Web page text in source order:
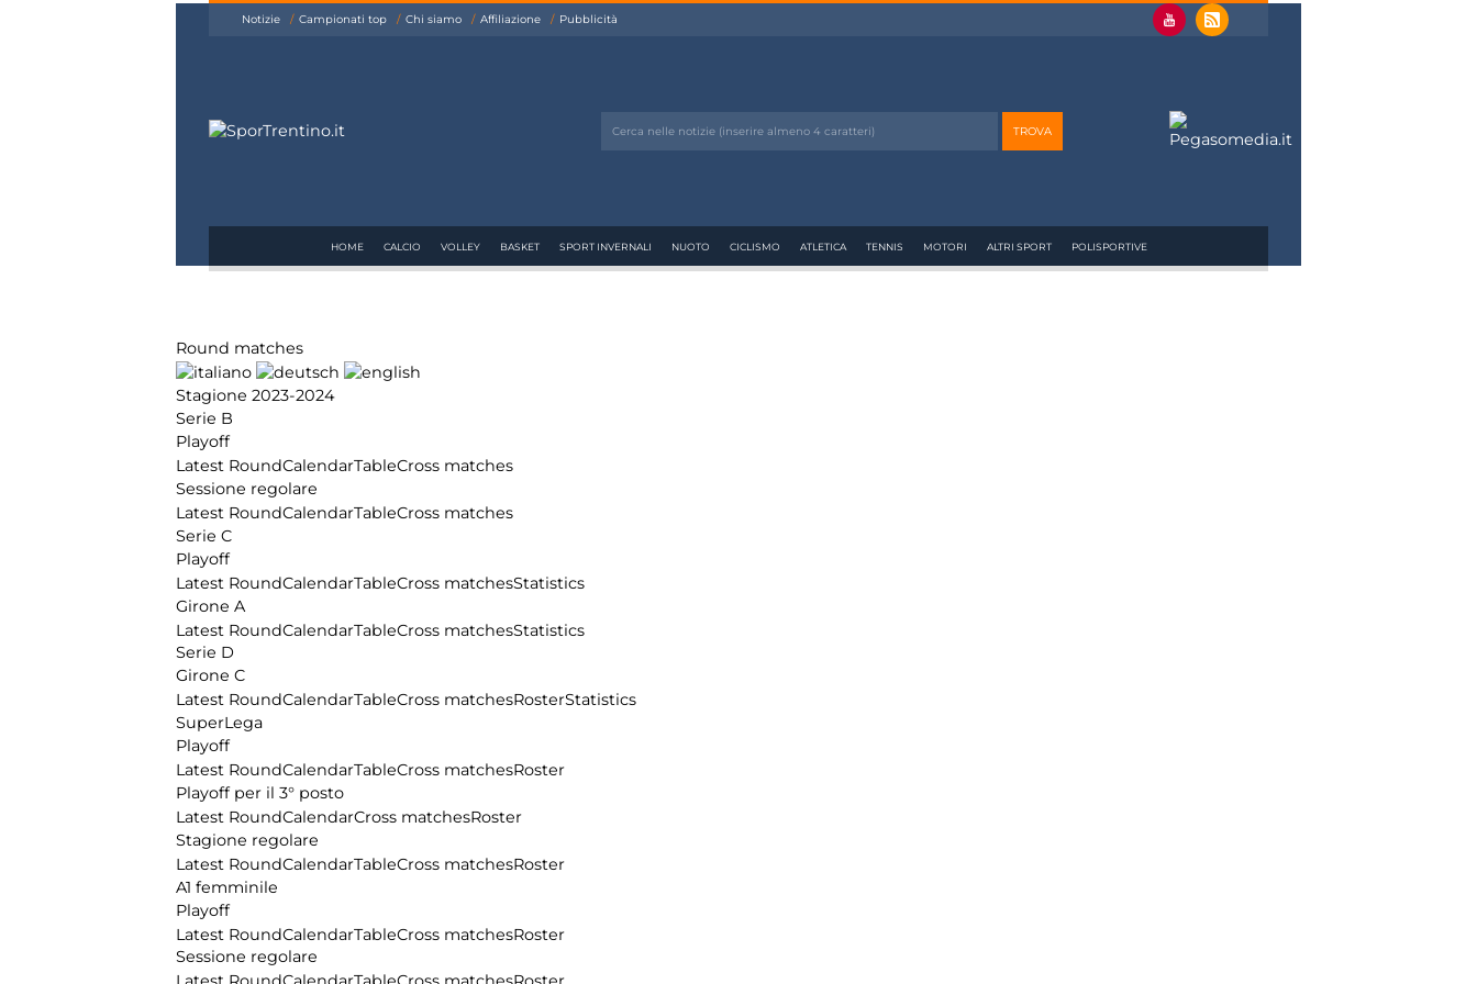
Notizie Campionati top Chi siamo Affiliazione Pubblicità
HOME CALCIO VOLLEY BASKET SPORT INVERNALI NUOTO CICLISMO ATLETICA TENNIS MOTORI ALTRI SPORT POLISPORTIVE
Round matches
Stagione 2023-2024
Serie B
Playoff
Latest RoundCalendarTableCross matches
Sessione regolare
Latest RoundCalendarTableCross matches
Serie C
Playoff
Latest RoundCalendarTableCross matchesStatistics
Girone A
Latest RoundCalendarTableCross matchesStatistics
Serie D
Girone C
Latest RoundCalendarTableCross matchesRosterStatistics
SuperLega
Playoff
Latest RoundCalendarTableCross matchesRoster
Playoff per il 3° posto
Latest RoundCalendarCross matchesRoster
Stagione regolare
Latest RoundCalendarTableCross matchesRoster
A1 femminile
Playoff
Latest RoundCalendarTableCross matchesRoster
Sessione regolare